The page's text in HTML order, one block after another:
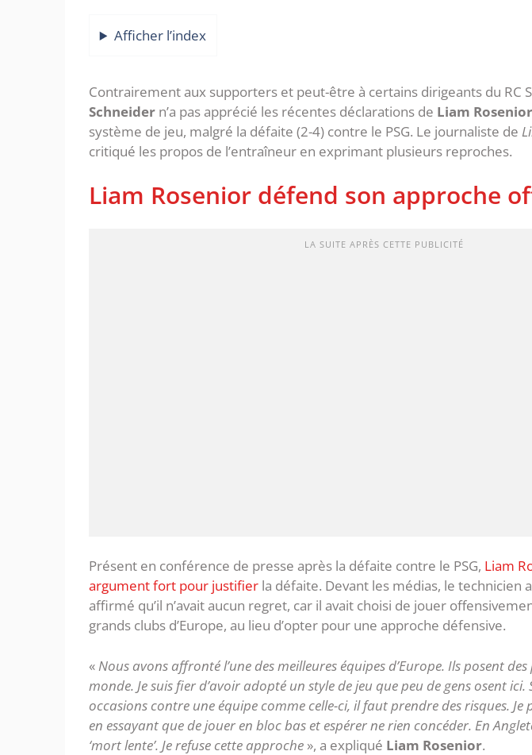
Afficher l’index
Contrairement aux supporters et peut-être à certains dirigeants du RC
Schneider n’a pas apprécié les récentes déclarations de Liam Rosenior
système de jeu, malgré la défaite (2-4) contre le PSG. Le journaliste de
critiqué les propos de l’entraîneur en exprimant plusieurs reproches.
Liam Rosenior défend son approche
LA SUITE APRÈS CETTE PUBLICITÉ
Présent en conférence de presse après la défaite contre le PSG, Liam
argument fort pour justifier la défaite. Devant les médias, le technicien
affirmé qu’il n’avait aucun regret, car il avait choisi de jouer
grands clubs d’Europe, au lieu d’opter pour une approche défensive.
«Nous avons affronté l’une des meilleures équipes d’Europe. Ils posent
monde. Je suis fier d’avoir adopté un style de jeu que peu de gens osent ici.
occasions contre une équipe comme celle-ci, il faut prendre des risques. Je
en essayant que de jouer en bloc bas et espérer ne rien concéder. En
‘mort lente’. Je refuse cette approche », a expliqué Liam Rosenior.